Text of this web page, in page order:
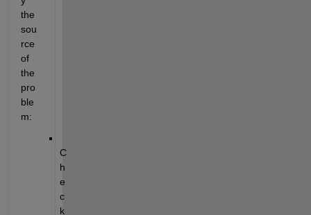
the
sou
rce
of
the
pro
ble
m:
C
h
e
c
k